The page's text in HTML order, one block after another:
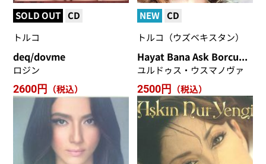
SOLD OUT CD
トルコ
deq/dovme
ロジン
2600円
（税込）
NEW CD
トルコ（ウズベキスタン）
Hayat Bana Ask Borcun Var
ユルドゥス・ウスマノヴァ
2500円
（税込）